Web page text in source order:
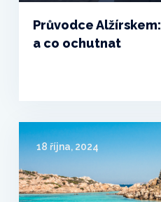
Průvodce
a co ochutnat
18 října, 2024